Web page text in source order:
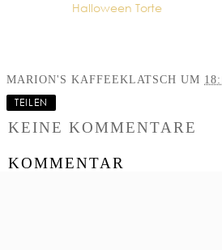
Halloween Torte
MARION'S KAFFEEKLATSCH UM
TEILEN
KEINE KOMMENTARE
KOMMENTAR